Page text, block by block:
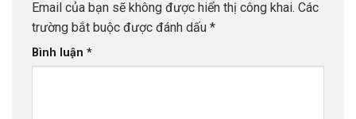
Email của bạn sẽ không được hiển thị công khai. Các
trường bắt buộc được đánh dấu *
Bình luận *